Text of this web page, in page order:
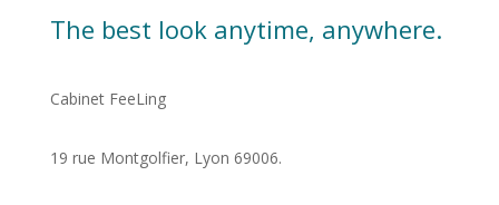
The best look anytime, anywhere.
Cabinet FeeLing
19 rue Montgolfier, Lyon 69006.